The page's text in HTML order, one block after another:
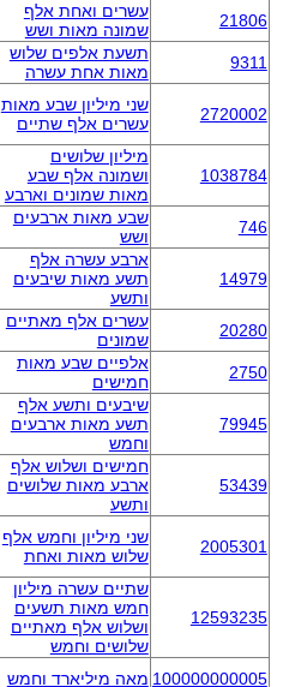
21806
עשרים ואחת אלף
שמונה מאות ושש
9311
תשעת אלפים שלוש
מאות אחת עשרה
2720002
שני מיליון שבע מאות
עשרים אלף שתיים
1038784
מיליון שלושים
ושמונה אלף שבע
מאות שמונים וארבע
746
שבע מאות ארבעים
ושש
14979
ארבע עשרה אלף
תשע מאות שיבעים
ותשע
20280
עשרים אלף מאתיים
שמונים
2750
אלפיים שבע מאות
חמישים
79945
שיבעים ותשע אלף
תשע מאות ארבעים
וחמש
53439
חמישים ושלוש אלף
ארבע מאות שלושים
ותשע
2005301
שני מיליון וחמש אלף
שלוש מאות ואחת
12593235
שתיים עשרה מיליון
חמש מאות תשעים
ושלוש אלף מאתיים
שלושים וחמש
100000000005 מאה מיליארד וחמש